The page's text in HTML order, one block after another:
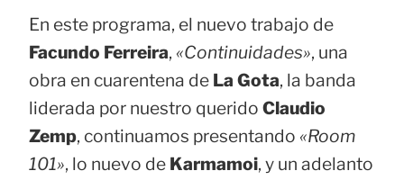
En este programa, el nuevo trabajo de
Facundo Ferreira, «Continuidades», una
obra en cuarentena de La Gota, la banda
liderada por nuestro querido Claudio
Zemp, continuamos presentando «Room
101», lo nuevo de Karmamoi, y un adelanto